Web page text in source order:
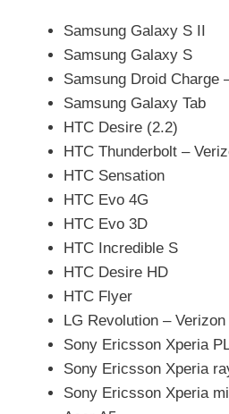
Samsung Galaxy S II
Samsung Galaxy S
Samsung Droid Charge
Samsung Galaxy Tab
HTC Desire (2.2)
HTC Thunderbolt –
HTC Sensation
HTC Evo 4G
HTC Evo 3D
HTC Incredible S
HTC Desire HD
HTC Flyer
LG Revolution – Verizon
Sony Ericsson Xperia
Sony Ericsson Xperia
Sony Ericsson Xperia